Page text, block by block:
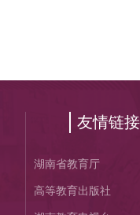
友情链接
湖南省教育厅
高等教育出版社